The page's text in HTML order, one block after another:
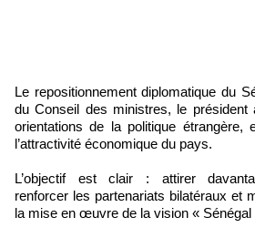
Le repositionnement diplomatique du Sénégal se précise. Lors
du Conseil des ministres, le président
orientations de la politique étrangère,
l’attractivité économique du pays.
L’objectif est clair : attirer
renforcer les partenariats bilatéraux et
la mise en œuvre de la vision « Sénégal